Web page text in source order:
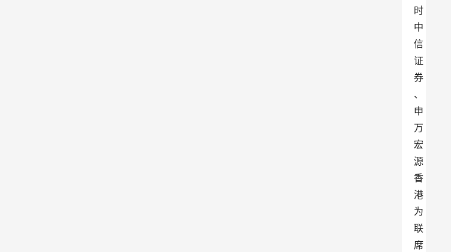
时
中
信
证
券
、
申
万
宏
源
香
港
为
联
席